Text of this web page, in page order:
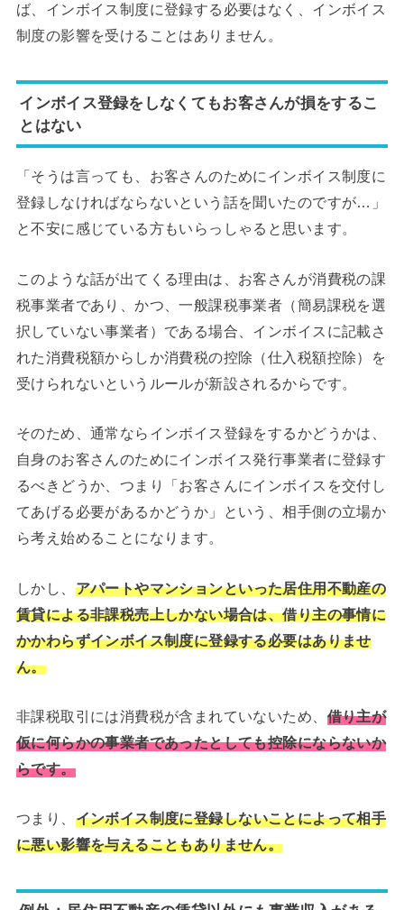
ば、インボイス制度に登録する必要はなく、インボイス
制度の影響を受けることはありません。
インボイス登録をしなくてもお客さんが損をするこ
とはない
「そうは言っても、お客さんのためにインボイス制度に
登録しなければならないという話を聞いたのですが…」
と不安に感じている方もいらっしゃると思います。
このような話が出てくる理由は、お客さんが消費税の課
税事業者であり、かつ、一般課税事業者（簡易課税を選
択していない事業者）である場合、インボイスに記載さ
れた消費税額からしか消費税の控除（仕入税額控除）を
受けられないというルールが新設されるからです。
そのため、通常ならインボイス登録をするかどうかは、
自身のお客さんのためにインボイス発行事業者に登録す
るべきどうか、つまり「お客さんにインボイスを交付し
てあげる必要があるかどうか」という、相手側の立場か
ら考え始めることになります。
しかし、 アパートやマンションといった居住用不動産の
賃貸による非課税売上しかない場合は、借り主の事情に
かかわらずインボイス制度に登録する必要はありませ
ん。
非課税取引には消費税が含まれていないため、 借り主が
仮に何らかの事業者であったとしても控除にならないか
らです。
つまり、 インボイス制度に登録しないことによって相手
に悪い影響を与えることもありません。